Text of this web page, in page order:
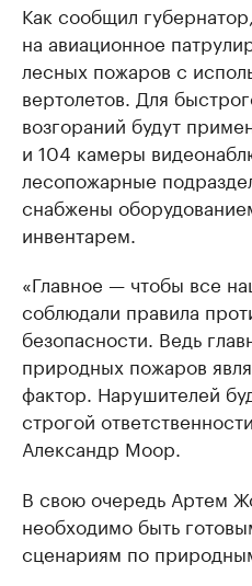
Как сообщил
на авиационное
лесных пожаров с
вертолетов. Для
возгораний будут
и 104 камеры
лесопожарные
снабжены
инвентарем.
«Главное — чтобы все
соблюдали правила
безопасности. Ведь
природных пожаров
фактор. Нарушителей
строгой
Александр Моор.
В свою очередь Артем
необходимо быть
сценариям по